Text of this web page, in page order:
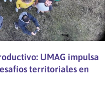
UMAG impulsa
territoriales en